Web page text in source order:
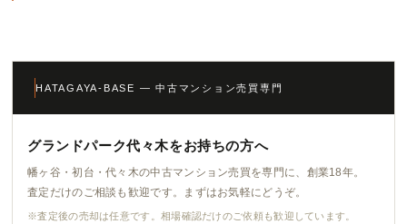
HATAGAYA-BASE — 中古マンション売買専門
グランドパーク代々木をお持ちの方へ
幡ヶ谷・初台・代々木の中古マンション売買を専門に、創業18年。
査定だけのご相談も歓迎です。まずはお気軽にどうぞ。
※査定後の売却は任意です。相場確認だけのご依頼も歓迎しています。